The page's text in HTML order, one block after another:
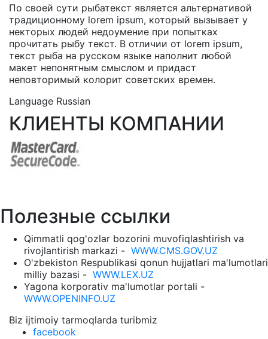
По своей сути рыбатекст является альтернативой
традиционному lorem ipsum, который вызывает у
некторых людей недоумение при попытках
прочитать рыбу текст. В отличии от lorem ipsum,
текст рыба на русском языке наполнит любой
макет непонятным смыслом и придаст
неповторимый колорит советских времен.
Language Russian
КЛИЕНТЫ КОМПАНИИ
Полезные ссылки
Qimmatli qog'ozlar bozorini muvofiqlashtirish va
rivojlantirish markazi - WWW.CMS.GOV.UZ
O'zbekiston Respublikasi qonun hujjatlari ma'lumotlari
milliy bazasi - WWW.LEX.UZ
Yagona korporativ ma'lumotlar portali -
WWW.OPENINFO.UZ
Biz ijtimoiy tarmoqlarda turibmiz
facebook